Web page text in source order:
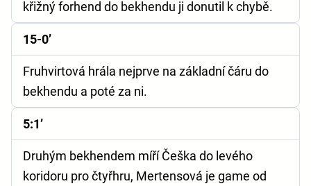
křižný forhend do bekhendu ji donutil k chybě.
15-0’
Fruhvirtová hrála nejprve na základní čáru do
bekhendu a poté za ni.
5:1’
Druhým bekhendem míří Češka do levého
koridoru pro čtyřhru, Mertensová je game od